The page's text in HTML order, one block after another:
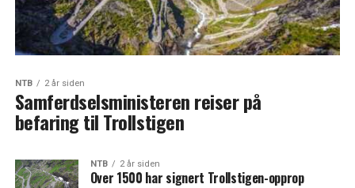
NTB 2 år siden
Samferdselsministeren reiser på
befaring til Trollstigen
NTB 2 år siden
Over 1500 har signert Trollstigen-opprop